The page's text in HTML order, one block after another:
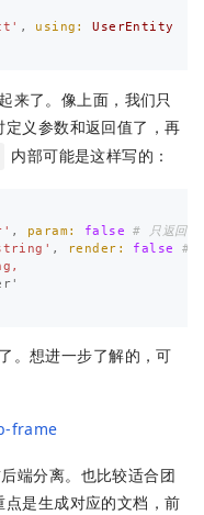
, using: UserEntity
来了。像上面，我们只
定义参数和返回值了，再
内部可能是这样写的：
, param: false
# 只返回
, render: false
#
'
。想进一步了解的，可
frame
端分离。也比较适合团
是生成对应的文档，前